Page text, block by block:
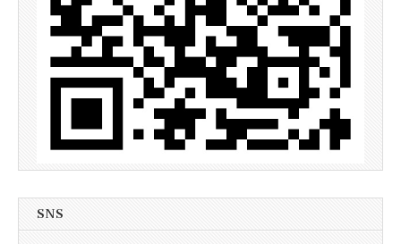
SNS